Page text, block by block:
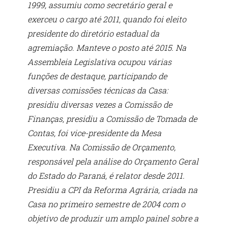
1999, assumiu como secretário geral e
exerceu o cargo até 2011, quando foi eleito
presidente do diretório estadual da
agremiação. Manteve o posto até 2015. Na
Assembleia Legislativa ocupou várias
funções de destaque, participando de
diversas comissões técnicas da Casa:
presidiu diversas vezes a Comissão de
Finanças, presidiu a Comissão de Tomada de
Contas, foi vice-presidente da Mesa
Executiva. Na Comissão de Orçamento,
responsável pela análise do Orçamento Geral
do Estado do Paraná, é relator desde 2011.
Presidiu a CPI da Reforma Agrária, criada na
Casa no primeiro semestre de 2004 com o
objetivo de produzir um amplo painel sobre a